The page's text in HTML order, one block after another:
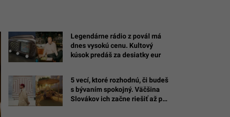
Legendárne rádio z povál má
dnes vysokú cenu. Kultový
kúsok predáš za desiatky eur
5 vecí, ktoré rozhodnú, či budeš
s bývaním spokojný. Väčšina
Slovákov ich začne riešiť až po